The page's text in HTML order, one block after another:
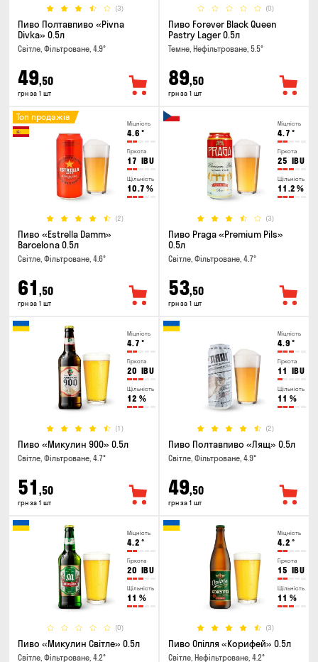
(3)
Пиво Полтавпиво «Pivna
Divka» 0.5л
Світле, Фільтроване, 4.9°
49,50
грн за 1 шт
(0)
Пиво Forever Black Queen
Pastry Lager 0.5л
Темне, Нефільтроване, 5.5°
89,50
грн за 1 шт
Міцність
4.6 °
Гіркота
17 IBU
Щільність
10.7 %
(2)
Топ продажів
Пиво «Estrella Damm»
Barcelona 0.5л
Світле, Фільтроване, 4.6°
61 ,50
грн за 1 шт
Міцність
4.7 °
Гіркота
25 IBU
Щільність
11.2 %
(3)
Пиво Praga «Premium Pils»
0.5л
Світле, Фільтроване, 4.7°
53,50
грн за 1 шт
Міцність
4.7 °
Гіркота
20 IBU
Щільність
12 %
(1)
Пиво «Микулин 900» 0.5л
Світле, Фільтроване, 4.7°
51 ,50
грн за 1 шт
Міцність
4.9 °
Гіркота
11 IBU
Щільність
11 %
(2)
Пиво Полтавпиво «Лящ» 0.5л
Світле, Фільтроване, 4.9°
49,50
грн за 1 шт
Міцність
4.2 °
Гіркота
20 IBU
Щільність
11 %
(0)
Пиво «Микулин Світле» 0.5л
Світле, Фільтроване, 4.2°
Міцність
4.2 °
Гіркота
15 IBU
Щільність
11 %
(3)
Пиво Опілля «Корифей» 0.5л
Світле, Нефільтроване, 4.2°